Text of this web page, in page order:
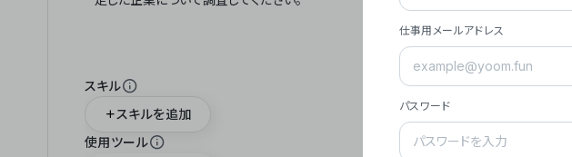
スキル
スキルを追加
使用ツール
- **強
- **ミッ
- **ビ
仕事用メールアドレス
パスワード